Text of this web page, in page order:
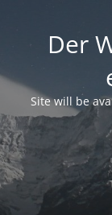
Der
Site will be